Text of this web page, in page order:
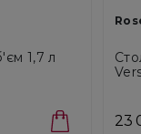
1,7 л
23